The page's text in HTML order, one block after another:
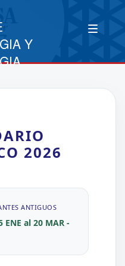
Y
2026
ANTIGUOS
ENE al 20 MAR -